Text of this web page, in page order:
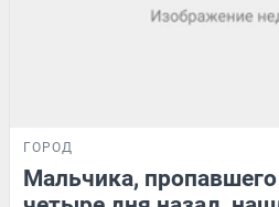
ГОРОД
Мальчика, пропавшего